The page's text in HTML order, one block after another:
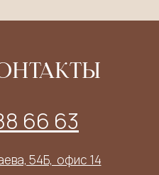
66 63
54Б, ​ офис 14